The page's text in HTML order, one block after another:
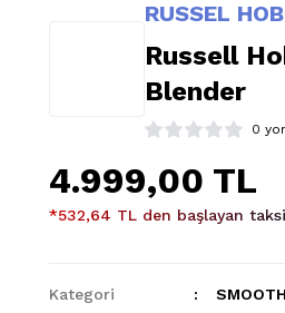
RUSSEL
Russell
Blender
0
4.999,00 TL
*532,64 TL den başlayan
Kategori